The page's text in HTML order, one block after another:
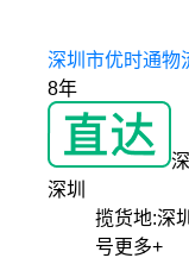
深圳市优时通物
8年
深圳
揽货地:深
号更多+